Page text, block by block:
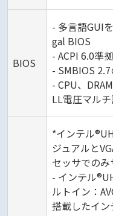
BIOS
- 多言語GUI
gal BIOS
- ACPI 6.0準
- SMBIOS
- CPU、
LL電圧マル
*インテル
ジュアルと
セッサでのみ
- インテル
ルトイン：
搭載したイ